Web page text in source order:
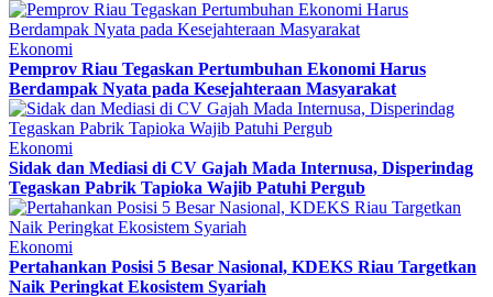
Ekonomi
Pemprov Riau Tegaskan Pertumbuhan Ekonomi Harus
Berdampak Nyata pada Kesejahteraan Masyarakat
Ekonomi
Sidak dan Mediasi di CV Gajah Mada Internusa, Disperindag
Tegaskan Pabrik Tapioka Wajib Patuhi Pergub
Ekonomi
Pertahankan Posisi 5 Besar Nasional, KDEKS Riau Targetkan
Naik Peringkat Ekosistem Syariah